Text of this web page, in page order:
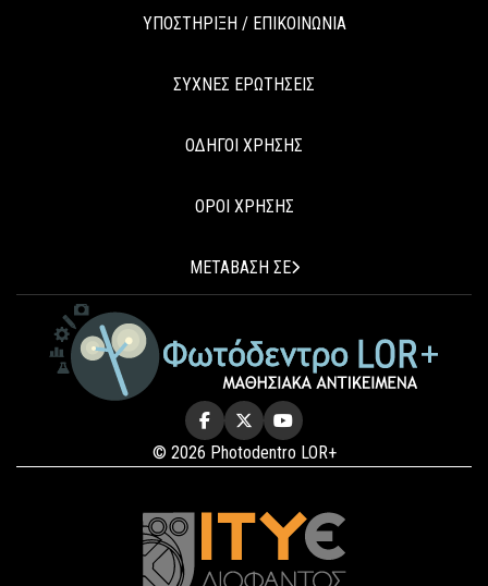
ΥΠΟΣΤΗΡΙΞΗ / ΕΠΙΚΟΙΝΩΝΙΑ
ΣΥΧΝΕΣ ΕΡΩΤΗΣΕΙΣ
ΟΔΗΓΟΙ ΧΡΗΣΗΣ
ΟΡΟΙ ΧΡΗΣΗΣ
ΜΕΤΑΒΑΣΗ ΣΕ
© 2026 Photodentro LOR+